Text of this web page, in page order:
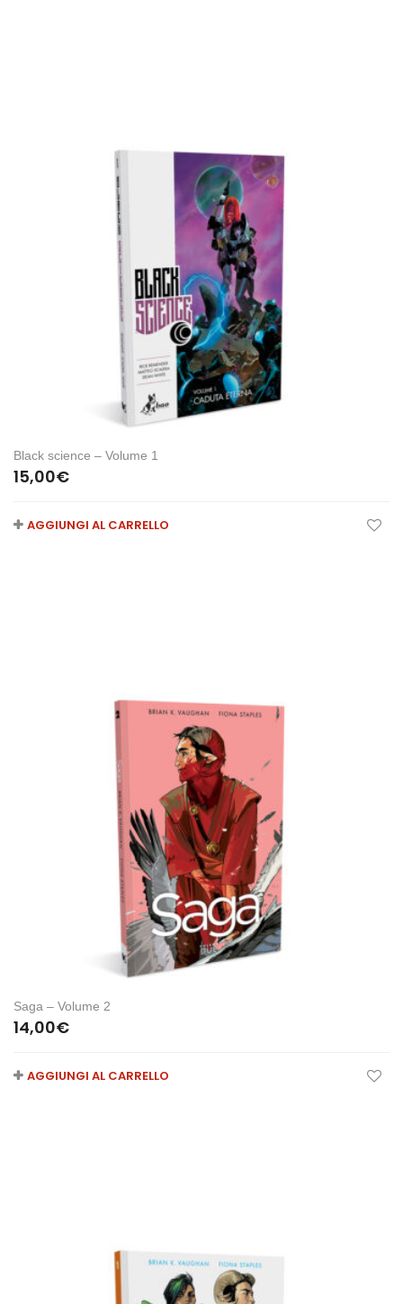
Black science – Volume 1
15,00€
AGGIUNGI AL CARRELLO
Saga – Volume 2
14,00€
AGGIUNGI AL CARRELLO